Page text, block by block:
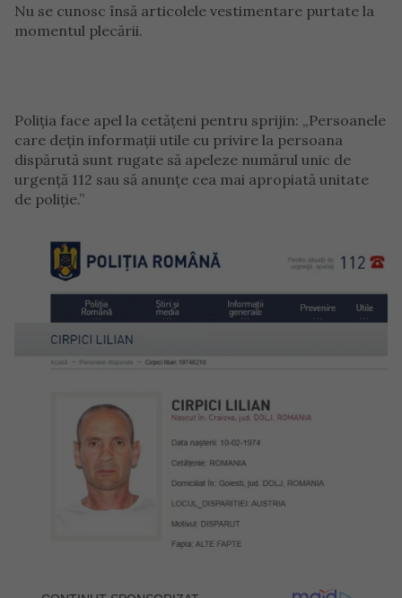
Nu se cunosc însă articolele vestimentare purtate la
momentul plecării.
Poliția face apel la cetățeni pentru sprijin: „Persoanele
care dețin informații utile cu privire la persoana
dispărută sunt rugate să apeleze numărul unic de
urgență 112 sau să anunțe cea mai apropiată unitate
de poliție.”